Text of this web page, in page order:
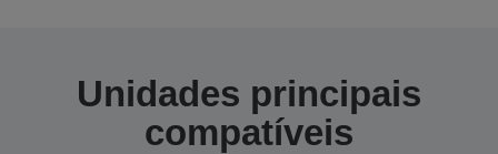
Unidades principais
compatíveis